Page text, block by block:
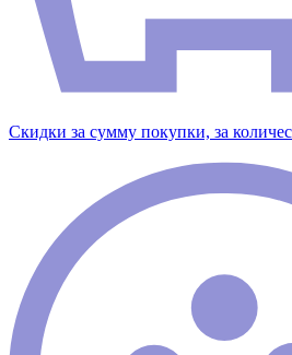
Скидки за сумму покупки, за